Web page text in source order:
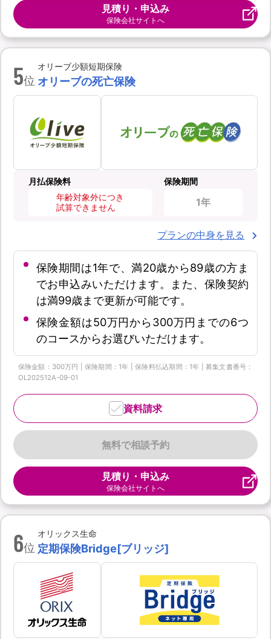
見積り・申込み
保険会社サイトへ
5位
オリーブ少額短期保険
オリーブの死亡保険
月払保険料
年齢対象外につき
試算できません
保険期間
1年
プランの中身を見る
保険期間は1年で、満20歳から89歳の方ま
でお申込みいただけます。また、保険契約
は満99歳まで更新が可能です。
保険金額は50万円から300万円までの6つ
のコースからお選びいただけます。
保険金額：300万円 | 保険期間：1年 | 保険料払込期間：1年 | 募集文書番号：
OL202512A-09-01
無料で相談予約
資料請求
見積り・申込み
保険会社サイトへ
6位
オリックス生命
定期保険Bridge[ブリッジ]